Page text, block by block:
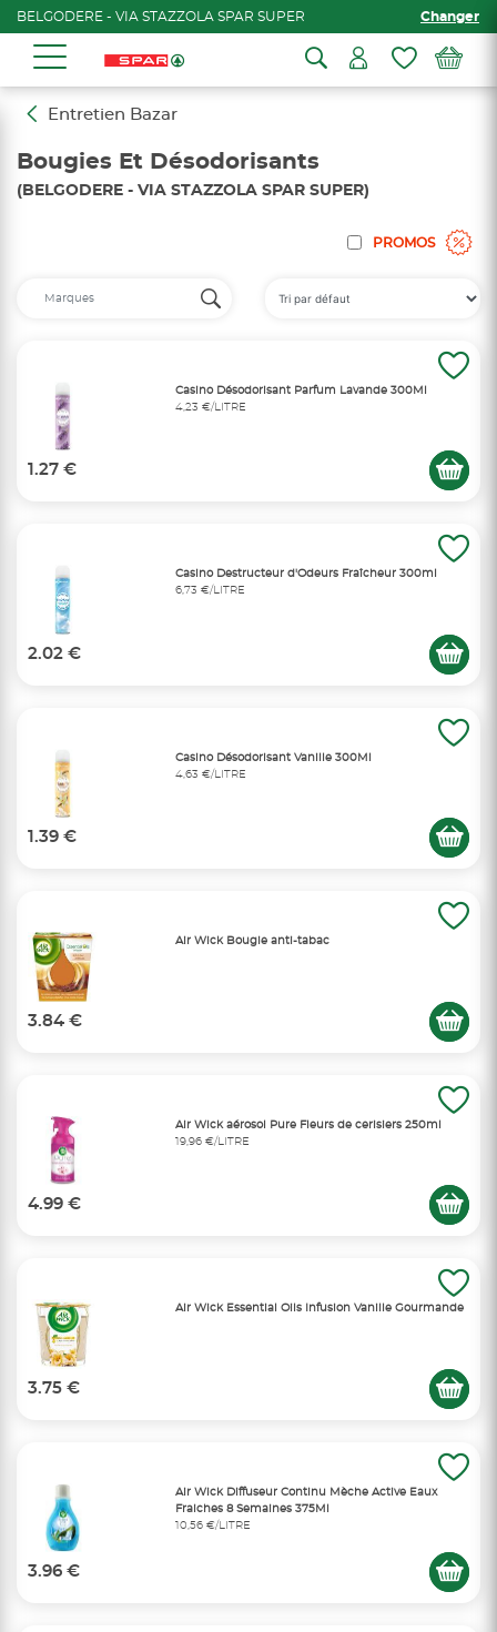
BELGODERE - VIA STAZZOLA SPAR SUPER Changer
Entretien Bazar
Bougies Et Désodorisants
(BELGODERE - VIA STAZZOLA SPAR SUPER)
PROMOS
Casino Désodorisant Parfum Lavande 300Ml
4,23 €/LITRE
1.27 €
Casino Destructeur d'Odeurs Fraîcheur 300ml
6,73 €/LITRE
2.02 €
Casino Désodorisant Vanille 300Ml
4,63 €/LITRE
1.39 €
Air Wick Bougie anti-tabac
3.84 €
Air Wick aérosol Pure Fleurs de cerisiers 250ml
19,96 €/LITRE
4.99 €
Air Wick Essential Oils Infusion Vanille Gourmande
3.75 €
Air Wick Diffuseur Continu Mèche Active Eaux
Fraiches 8 Semaines 375Ml
10,56 €/LITRE
3.96 €